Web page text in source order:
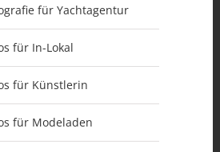
für Yachtagentur
für In-Lokal
für Künstlerin
für Modeladen